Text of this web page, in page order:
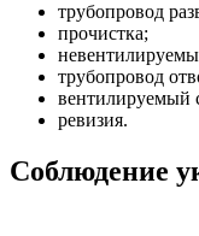
трубопровод
прочистка;
трубопровод
вентилируемый
ревизия.
Соблюдение